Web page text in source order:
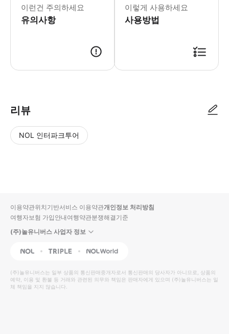
이런건 주의하세요
유의사항
이렇게 사용하세요
사용방법
리뷰
NOL 인터파크투어
입니
다.
높
은
순
동
영
상
순
상
이용약관위치기반서비스 이용약관개인정보 처리방침
여행자보험 가입안내여행약관분쟁해결기준
(주)놀유니버스 사업자 정보
NOL Triple Interpark Global
(주)놀유니버스는 일부 상품의 통신판매중개자로서 통신판매의 당사자가 아니므로, 상품의
예약, 이용 및 환불 등 거래와 관련된 의무와 책임은 판매자에게 있으며 (주)놀유니버스는 일
체 책임을 지지 않습니다.